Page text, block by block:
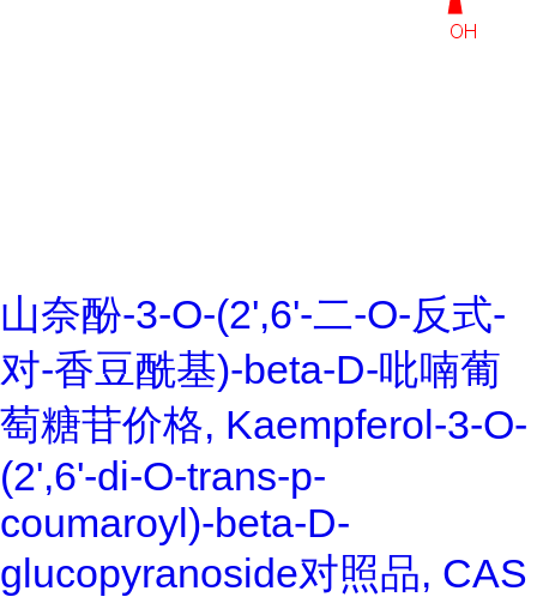
山奈酚-3-O-(2',6'-二-O-反式-
对-香豆酰基)-beta-D-吡喃葡
萄糖苷价格, Kaempferol-3-O-
(2',6'-di-O-trans-p-
coumaroyl)-beta-D-
glucopyranoside对照品, CAS